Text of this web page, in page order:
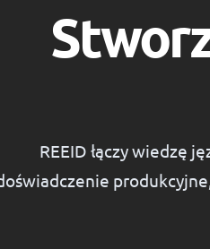
REEID łączy wiedzę